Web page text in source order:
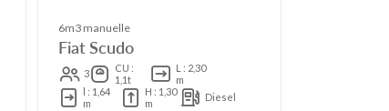
6m3 manuelle
Fiat Scudo
3
CU :
1,1t
L : 2,30
m
l : 1,64
m
H : 1,30
m
Diesel